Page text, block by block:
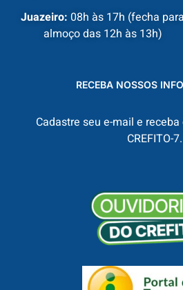
Juazeiro: 08h às 17h (fecha para
almoço das 12h às 13h)
RECEBA NOSSOS
Cadastre seu e-mail e
CREFITO-7.